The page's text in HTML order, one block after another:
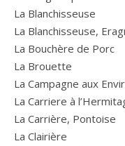
La Blanchisseuse
La Blanchisseuse,
La Bouchère de Porc
La Brouette
La Campagne aux
La Carriere à
La Carrière, Pontoise
La Clairière